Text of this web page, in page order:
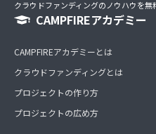
クラウドファンディングのノウハウを無
CAMPFIREアカデミー
CAMPFIREアカデミーとは
クラウドファンディングとは
プロジェクトの作り方
プロジェクトの広め方